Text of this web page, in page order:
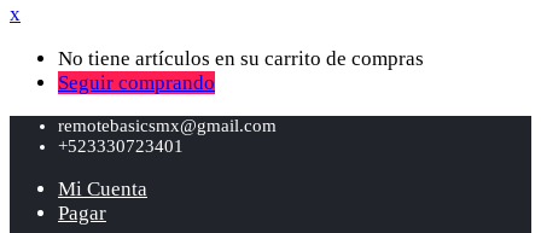
x
No tiene artículos en su carrito de compras
Seguir comprando
remotebasicsmx@gmail.com
+523330723401
Mi Cuenta
Pagar